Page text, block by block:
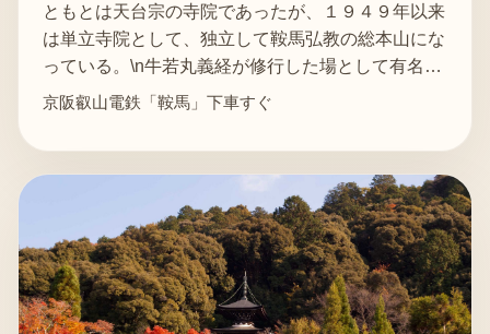
ともとは天台宗の寺院であったが、１９４９年以来
は単立寺院として、独立して鞍馬弘教の総本山にな
っている。\n牛若丸義経が修行した場として有名…
京阪叡山電鉄「鞍馬」下車すぐ